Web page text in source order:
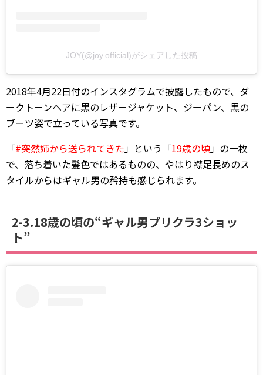
JOY(@joy.official)がシェアした投稿
2018年4月22日付のインスタグラムで披露したもので、ダ
ークトーンヘアに黒のレザージャケット、ジーパン、黒の
ブーツ姿で立っている写真です。
「#突然姉から送られてきた」という「19歳の頃」の一枚
で、落ち着いた髪色ではあるものの、やはり襟足長めのス
タイルからはギャル男の矜持も感じられます。
2-3.18歳の頃の“ギャル男プリクラ3ショッ
ト”